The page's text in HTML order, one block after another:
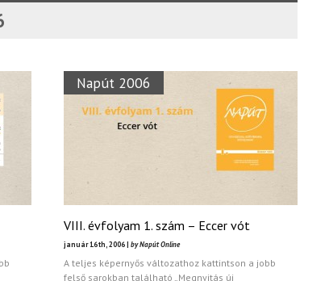
Napút 2006
VIII. évfolyam 1. szám – Eccer vót
január 16th, 2006 | by Napút Online
A teljes képernyős változathoz kattintson a jobb
felső sarokban található „Megnyitás új